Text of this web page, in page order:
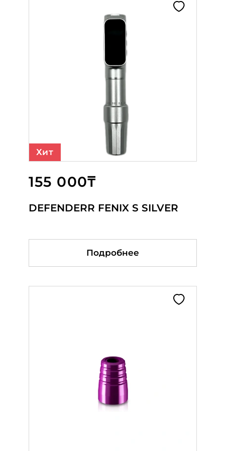
Хит
155 000₸
DEFENDERR FENIX S SILVER
Подробнее
55 000₸
МАШИНКА BIOMASER S1 ROSE
Подробнее
158 000₸
Cheyenne Thunder Red
Подробнее